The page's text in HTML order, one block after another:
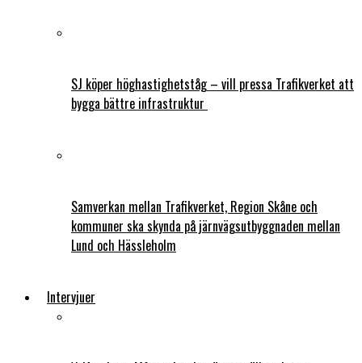
SJ köper höghastighetståg – vill pressa Trafikverket att
bygga bättre infrastruktur
Samverkan mellan Trafikverket, Region Skåne och
kommuner ska skynda på järnvägsutbyggnaden mellan
Lund och Hässleholm
Intervjuer